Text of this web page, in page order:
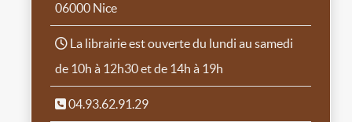
06000 Nice
La librairie est ouverte du lundi au samedi
de 10h à 12h30 et de 14h à 19h
04.93.62.91.29